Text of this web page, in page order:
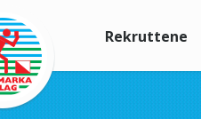
Rekruttene